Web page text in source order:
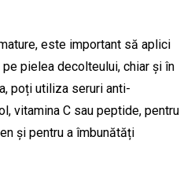
este important să aplici
pielea decolteului, chiar și în
poți utiliza seruri anti-
vitamina C sau peptide, pentru
și pentru a îmbunătăți